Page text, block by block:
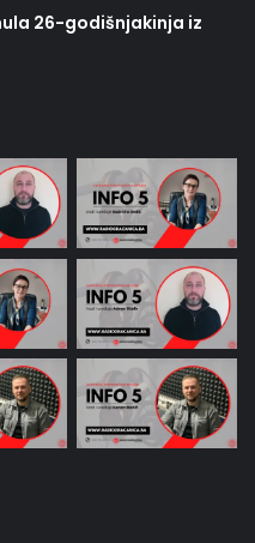
26-godišnjakinja iz